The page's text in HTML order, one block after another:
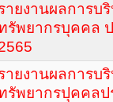
ายงานผลการบ
รัพยากรบุคคล
ายงานผลการบ
รัพยากรปุคคลป